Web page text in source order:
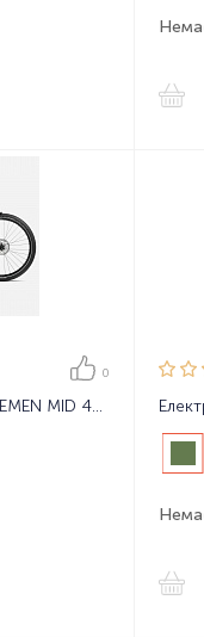
0
Електровелосипед Orbea KEMEN MID 40 24